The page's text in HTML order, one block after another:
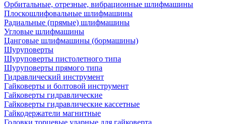
Орбитальные, отрезные, вибрационные шлифмашины
Плоскошлифовальные шлифмашины
Радиальные (прямые) шлифмашины
Угловые шлифмашины
Цанговые шлифмашины (бормашины)
Шуруповерты
Шуруповерты пистолетного типа
Шуруповерты прямого типа
Гидравлический инструмент
Гайковерты и болтовой инструмент
Гайковерты гидравлические
Гайковерты гидравлические кассетные
Гайкодержатели магнитные
Головки торцевые ударные для гайковерта